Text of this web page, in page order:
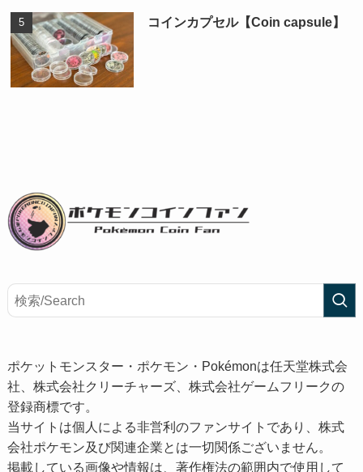
コインカプセル【Coin capsule】
ポケットモンスター・ポケモン・Pokémonは任天堂株式会
社、株式会社クリーチャーズ、株式会社ゲームフリークの
登録商標です。
当サイトは個人による非営利のファンサイトであり、株式
会社ポケモン及び関連企業とは一切関係ございません。
掲載している画像や情報は、著作権法の範囲内で使用して